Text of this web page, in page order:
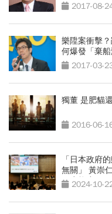
2017-08-
樂陞案衝擊
何爆發「棄船
2017-03-
獨董 是肥貓
2016-06-
「日本政府
無關」 黃崇
政府態度不同
2024-10-